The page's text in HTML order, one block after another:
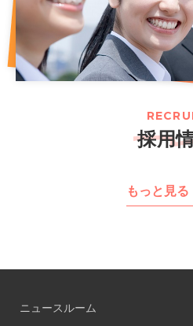
採用
もっと見る
ニュースルーム